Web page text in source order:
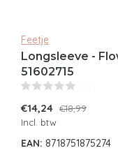
Feetje
Longsleeve -
51602715
€14,24 €18,99
Incl. btw
EAN: 8718751875274